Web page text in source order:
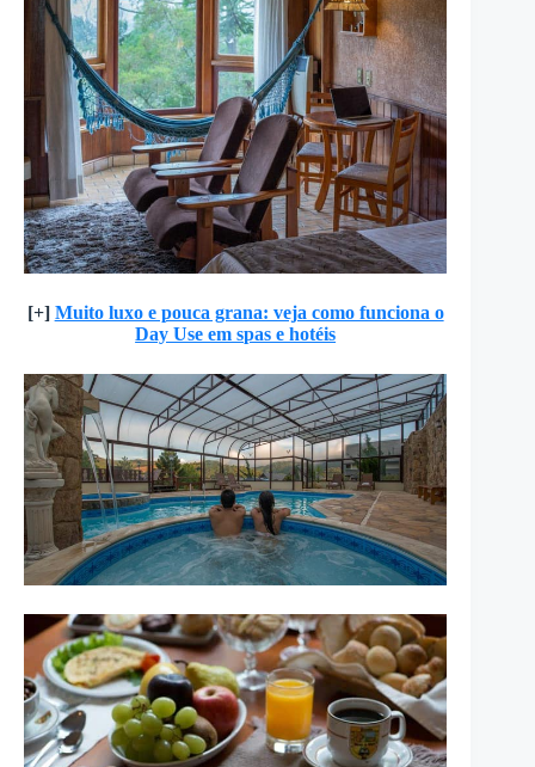
[+] Muito luxo e pouca grana: veja como funciona o
Day Use em spas e hotéis